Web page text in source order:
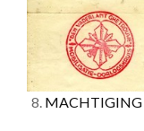
8. MACHTIGING